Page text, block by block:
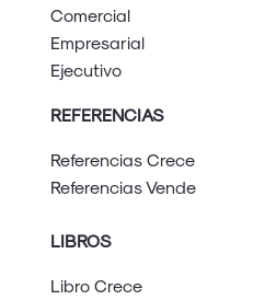
Comercial
Empresarial
Ejecutivo
REFERENCIAS
Referencias Crece
Referencias Vende
LIBROS
Libro Crece